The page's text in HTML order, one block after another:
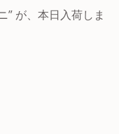
” が、本日入荷しま